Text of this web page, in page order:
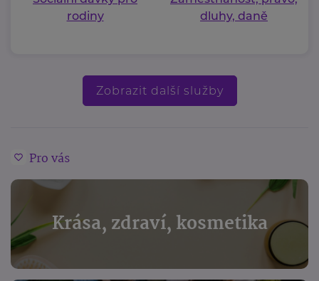
rodiny
dluhy, daně
Zobrazit další služby
Pro vás
Krása, zdraví, kosmetika